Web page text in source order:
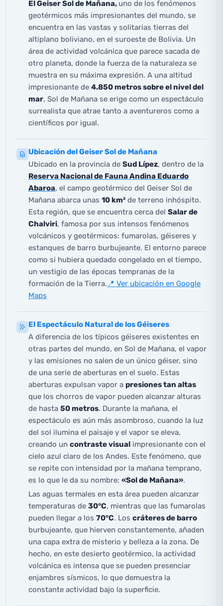
El Geiser Sol de Mañana, uno de los fenómenos
geotérmicos más impresionantes del mundo, se
encuentra en las vastas y solitarias tierras del
altiplano boliviano, en el suroeste de Bolivia. Un
área de actividad volcánica que parece sacada de
otro planeta, donde la fuerza de la naturaleza se
muestra en su máxima expresión. A una altitud
impresionante de 4.850 metros sobre el nivel del
mar, Sol de Mañana se erige como un espectáculo
surrealista que atrae tanto a aventureros como a
científicos por igual.
Ubicación del Geiser Sol de Mañana
Ubicado en la provincia de Sud Lípez, dentro de la
Reserva Nacional de Fauna Andina Eduardo
Abaroa, el campo geotérmico del Geiser Sol de
Mañana abarca unas 10 km² de terreno inhóspito.
Esta región, que se encuentra cerca del Salar de
Chalviri, famosa por sus intensos fenómenos
volcánicos y geotérmicos: fumarolas, géiseres y
estanques de barro burbujeante. El entorno parece
como si hubiera quedado congelado en el tiempo,
un vestigio de las épocas tempranas de la
formación de la Tierra.📍 Ver ubicación en Google
Maps
El Espectáculo Natural de los Géiseres
A diferencia de los típicos géiseres existentes en
otras partes del mundo, en Sol de Mañana, el vapor
y las emisiones no salen de un único géiser, sino
de una serie de aberturas en el suelo. Estas
aberturas expulsan vapor a presiones tan altas
que los chorros de vapor pueden alcanzar alturas
de hasta 50 metros. Durante la mañana, el
espectáculo es aún más asombroso, cuando la luz
del sol ilumina el paisaje y el vapor se eleva,
creando un contraste visual impresionante con el
cielo azul claro de los Andes. Este fenómeno, que
se repite con intensidad por la mañana temprano,
es lo que le da su nombre: «Sol de Mañana».
Las aguas termales en esta área pueden alcanzar
temperaturas de 30°C, mientras que las fumarolas
pueden llegar a los 70°C. Los cráteres de barro
burbujeante, que hierven constantemente, añaden
una capa extra de misterio y belleza a la zona. De
hecho, en este desierto geotérmico, la actividad
volcánica es intensa que se pueden presenciar
enjambres sísmicos, lo que demuestra la
constante actividad bajo la superficie.